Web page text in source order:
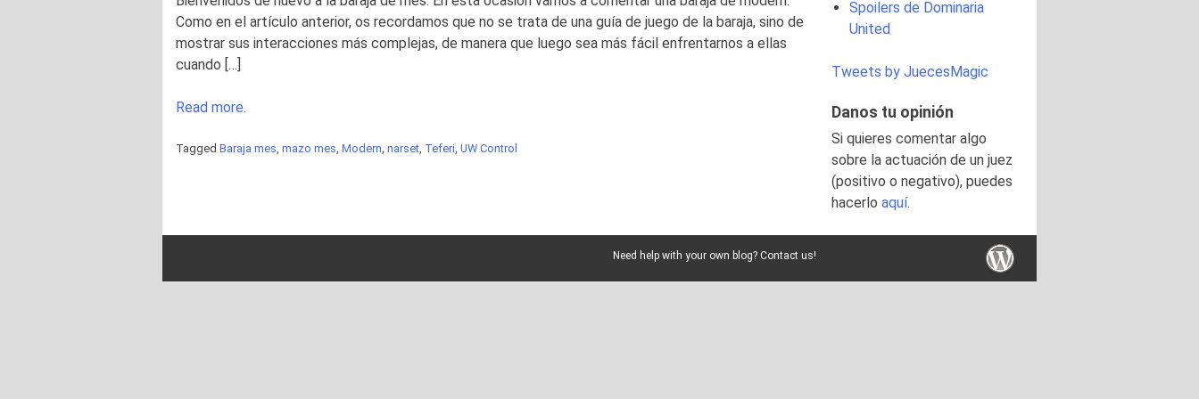
Como en el artículo anterior, os recordamos que no se trata de una guía de juego de la baraja, sino de
mostrar sus interacciones más complejas, de manera que luego sea más fácil enfrentarnos a ellas
cuando […]
Read more.
Tagged Baraja mes mazo mes Modern narset Teferi UW Control
Spoilers de Dominaria
United
Tweets by JuecesMagic
Danos tu opinión
Si quieres comentar algo
sobre la actuación de un juez
(positivo o negativo), puedes
hacerlo aquí.
Need help with your own blog? Contact us!